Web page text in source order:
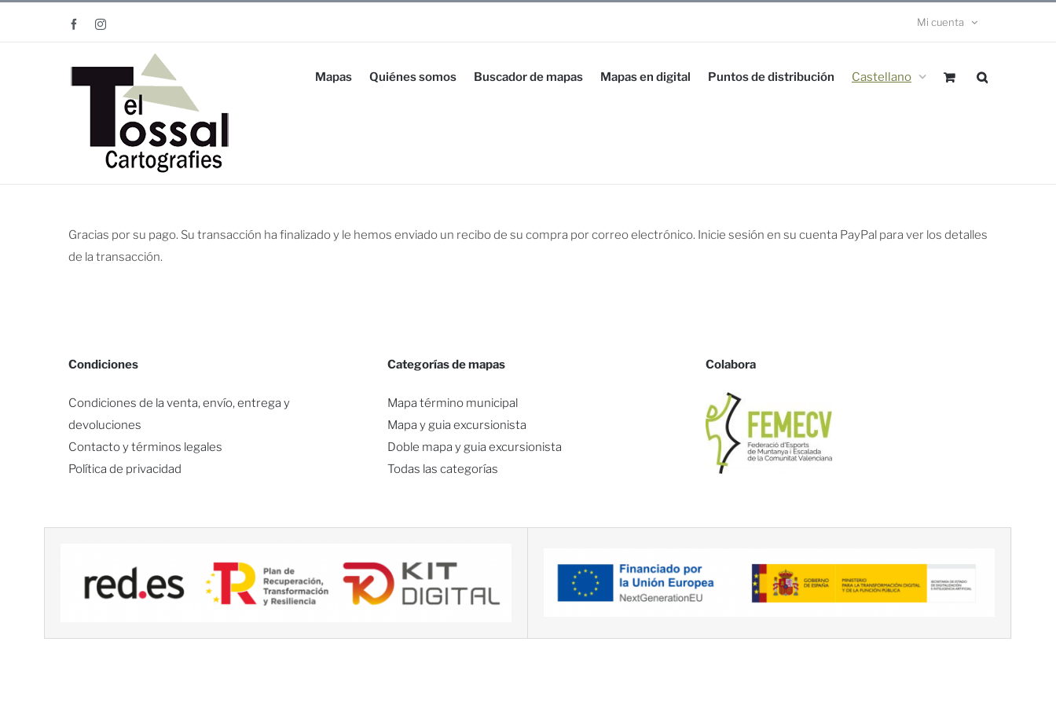
FacebookInstagram Mi cuenta
Mapas Quiénes somos Buscador de mapas Mapas en digital Puntos de distribución Castellano
Gracias por su pago. Su transacción ha finalizado y le hemos enviado un recibo de su compra por correo electrónico. Inicie sesión en su cuenta PayPal para ver los detalles
de la transacción.
Condiciones
Condiciones de la venta, envío, entrega y
devoluciones
Contacto y términos legales
Política de privacidad
Categorías de mapas
Mapa término municipal
Mapa y guia excursionista
Doble mapa y guia excursionista
Todas las categorías
Colabora